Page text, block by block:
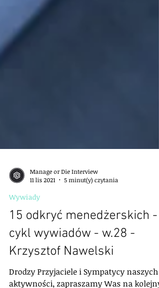
Manage or Die Interview
11 lis 2021
Wywiady
15 odkryć menedżerskich -
cykl wywiadów - w.28 -
Krzysztof Nawelski